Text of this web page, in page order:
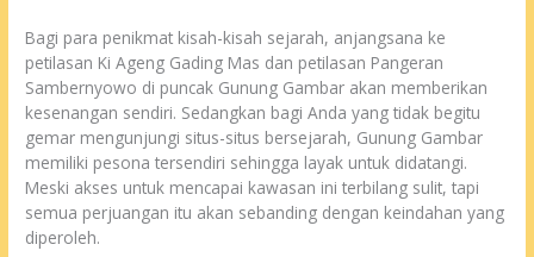
Bagi para penikmat kisah-kisah sejarah, anjangsana ke
petilasan Ki Ageng Gading Mas dan petilasan Pangeran
Sambernyowo di puncak Gunung Gambar akan memberikan
kesenangan sendiri. Sedangkan bagi Anda yang tidak begitu
gemar mengunjungi situs-situs bersejarah, Gunung Gambar
memiliki pesona tersendiri sehingga layak untuk didatangi.
Meski akses untuk mencapai kawasan ini terbilang sulit, tapi
semua perjuangan itu akan sebanding dengan keindahan yang
diperoleh.